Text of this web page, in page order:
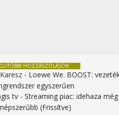
HOZZÁSZÓLÁSOK
- Loewe We. BOOST:
egyszerűen
tv -Streaming piac: idehaza
(Frissítve)